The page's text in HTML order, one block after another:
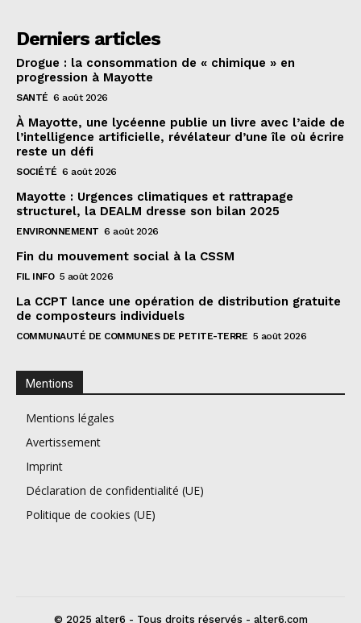
Derniers articles
Drogue : la consommation de « chimique » en
progression à Mayotte
SANTÉ 6 août 2026
À Mayotte, une lycéenne publie un livre avec l’aide de
l’intelligence artificielle, révélateur d’une île où écrire
reste un défi
SOCIÉTÉ 6 août 2026
Mayotte : Urgences climatiques et rattrapage
structurel, la DEALM dresse son bilan 2025
ENVIRONNEMENT 6 août 2026
Fin du mouvement social à la CSSM
FIL INFO 5 août 2026
La CCPT lance une opération de distribution gratuite
de composteurs individuels
COMMUNAUTÉ DE COMMUNES DE PETITE-TERRE 5 août 2026
Mentions
Mentions légales
Avertissement
Imprint
Déclaration de confidentialité (UE)
Politique de cookies (UE)
© 2025 alter6 - Tous droits réservés - alter6.com